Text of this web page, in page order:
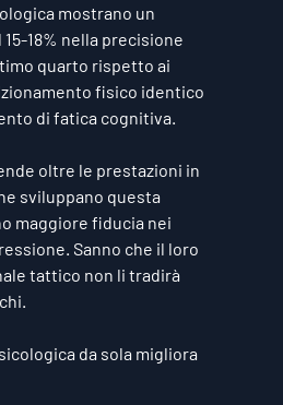
mostrano un
18% nella precisione
quarto rispetto ai
fisico identico
di fatica cognitiva.
oltre le prestazioni in
sviluppano questa
maggiore fiducia nei
Sanno che il loro
tattico non li tradirà
da sola migliora